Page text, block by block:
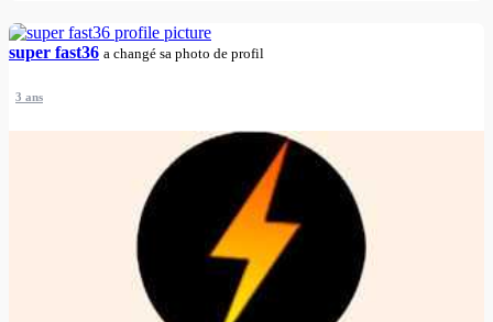
super fast36 a changé sa photo de profil
3 ans